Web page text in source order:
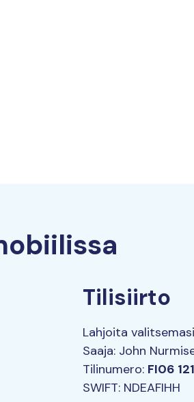
Tilisiirto
Lahjoita
Saaja: John
Tilinumero: FI06
SWIFT: NDEAFIHH